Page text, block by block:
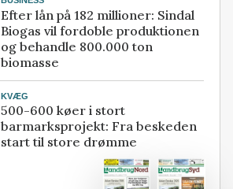
Efter lån på 182 millioner: Sindal
Biogas vil fordoble produktionen
og behandle 800.000 ton
biomasse
KVÆG
500-600 køer i stort
barmarksprojekt: Fra beskeden
start til store drømme